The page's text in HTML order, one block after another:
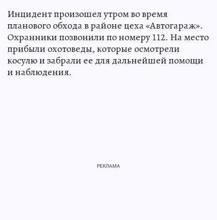
Инцидент произошел утром во время
планового обхода в районе цеха «Автогараж».
Охранники позвонили по номеру 112. На место
прибыли охотоведы, которые осмотрели
косулю и забрали ее для дальнейшей помощи
и наблюдения.